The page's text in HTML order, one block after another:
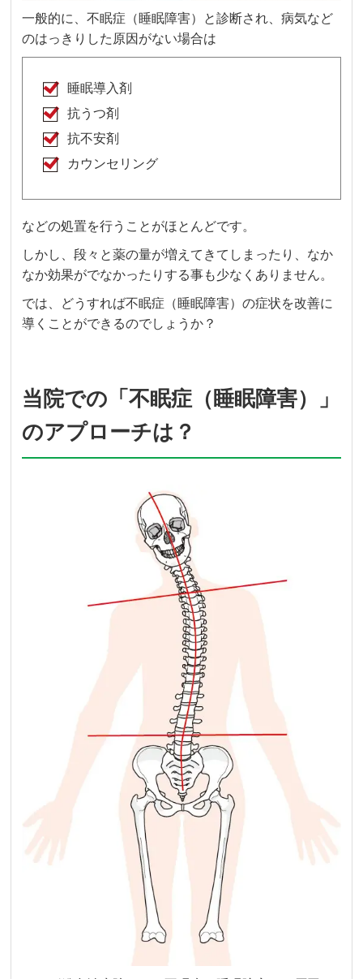
一般的に、不眠症（睡眠障害）と診断され、病気など
のはっきりした原因がない場合は
睡眠導入剤
抗うつ剤
抗不安剤
カウンセリング
などの処置を行うことがほとんどです。
しかし、段々と薬の量が増えてきてしまったり、なか
なか効果がでなかったりする事も少なくありません。
では、どうすれば不眠症（睡眠障害）の症状を改善に
導くことができるのでしょうか？
当院での「不眠症（睡眠障害）」
のアプローチは？